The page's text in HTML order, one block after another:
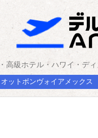
高級ホテル・ハワイ・デ
ットボンヴォイアメックス